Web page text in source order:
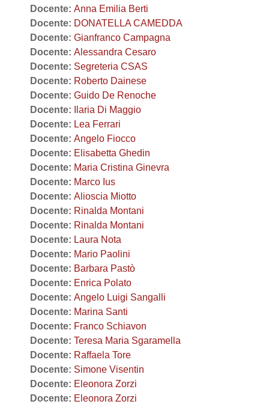
Docente: Anna Emilia Berti
Docente: DONATELLA CAMEDDA
Docente: Gianfranco Campagna
Docente: Alessandra Cesaro
Docente: Segreteria CSAS
Docente: Roberto Dainese
Docente: Guido De Renoche
Docente:
Ilaria Di Maggio
Docente: Lea Ferrari
Docente: Angelo Fiocco
Docente: Elisabetta Ghedin
Docente: Maria Cristina Ginevra
Docente: Marco Ius
Docente: Alioscia Miotto
Docente: Rinalda Montani
Docente: Rinalda Montani
Docente: Laura Nota
Docente: Mario Paolini
Docente: Barbara Pastò
Docente: Enrica Polato
Docente: Angelo Luigi Sangalli
Docente: Marina Santi
Docente: Franco Schiavon
Docente: Teresa Maria Sgaramella
Docente: Raffaela Tore
Docente: Simone Visentin
Docente: Eleonora Zorzi
Docente: Eleonora Zorzi